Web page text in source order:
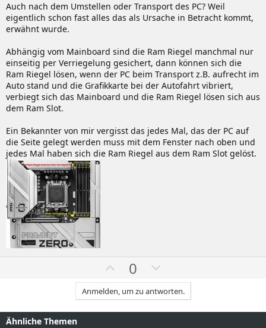
Auch nach dem Umstellen oder Transport des PC? Weil
eigentlich schon fast alles das als Ursache in Betracht kommt,
erwähnt wurde.
Abhängig vom Mainboard sind die Ram Riegel manchmal nur
einseitig per Verriegelung gesichert, dann können sich die
Ram Riegel lösen, wenn der PC beim Transport z.B. aufrecht im
Auto stand und die Grafikkarte bei der Autofahrt vibriert,
verbiegt sich das Mainboard und die Ram Riegel lösen sich aus
dem Ram Slot.
Ein Bekannter von mir vergisst das jedes Mal, das der PC auf
die Seite gelegt werden muss mit dem Fenster nach oben und
jedes Mal haben sich die Ram Riegel aus dem Ram Slot gelöst.
W
ä
h
l
0
b
w
ä
Anmelden, um zu antworten.
Ähnliche Themen